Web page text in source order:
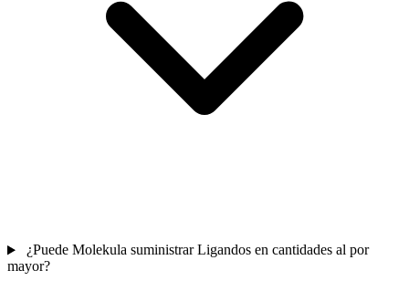
¿Puede Molekula suministrar Ligandos en cantidades al por
mayor?